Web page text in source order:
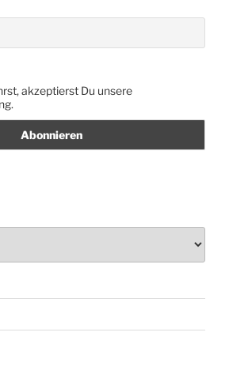
akzeptierst Du unsere